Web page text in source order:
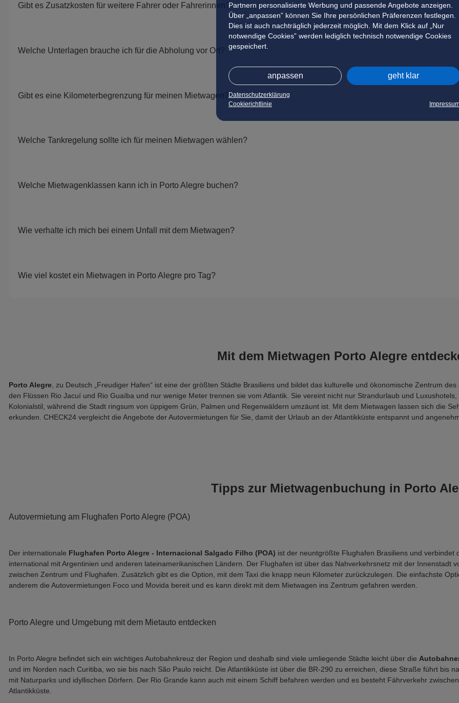
Partnern personalisierte Werbung und passende Angebote anzeigen.
Über „anpassen” können Sie Ihre persönlichen Präferenzen festlegen.
Dies ist auch nachträglich jederzeit möglich. Mit dem Klick auf „Nur
notwendige Cookies” werden lediglich technisch notwendige Cookies
gespeichert.
anpassen geht klar
Datenschutzerklärung
Cookierichtlinie
Gibt es Zusatzkosten für weitere Fahrer oder Fahrerinnen?
Welche Unterlagen brauche ich für die Abholung vor Ort?
Gibt es eine Kilometerbegrenzung für meinen Mietwagen?
Welche Tankregelung sollte ich für meinen Mietwagen wählen?
Welche Mietwagenklassen kann ich in Porto Alegre buchen?
Wie verhalte ich mich bei einem Unfall mit dem Mietwagen?
Wie viel kostet ein Mietwagen in Porto Alegre pro Tag?
Mit dem Mietwagen Porto Alegre
Porto Alegre , zu Deutsch „Freudiger Hafen“ ist eine der größten Städte Brasiliens und bildet das kulturelle und ökonomische Zentrum
den Flüssen Rio Jacuí und Rio Guaíba und nur wenige Meter trennen sie vom Atlantik. Sie vereint nicht nur Strandurlaub und
Kolonialstil, während die Stadt ringsum von üppigem Grün, Palmen und Regenwäldern umzäunt ist. Mit dem Mietwagen lassen sich die
erkunden. CHECK24 vergleicht die Angebote der Autovermietungen für Sie, damit der Urlaub an der Atlantikküste entspannt und
Tipps zur Mietwagenbuchung in Porto
Autovermietung am Flughafen Porto Alegre (POA)
Der internationale Flughafen Porto Alegre - Internacional Salgado Filho (POA) ist der neuntgrößte Flughafen Brasiliens und
international mit Argentinien und anderen lateinamerikanischen Ländern. Der Flughafen ist über das Nahverkehrsnetz mit der Innenstadt
zwischen Zentrum und Flughafen. Zusätzlich gibt es die Option, mit dem Taxi die knapp neun Kilometer zurückzulegen. Die einfachste
anderem die Autovermietungen Foco und Movida bereit und es kann direkt mit dem Mietwagen ins Zentrum gefahren werden.
Porto Alegre und Umgebung mit dem Mietauto entdecken
In Porto Alegre befindet sich ein wichtiges Autobahnkreuz der Region und deshalb sind viele umliegende Städte leicht über die
und im Norden nach Curitiba, wo sie bis nach São Paulo reicht. Die Atlantikküste ist über die BR-290 zu erreichen, diese Straße führt bis
mit Naturparks und idyllischen Dörfern. Der Rio Grande kann auch mit einem Schiff befahren werden und es besteht Fährverkehr
Atlantikküste.